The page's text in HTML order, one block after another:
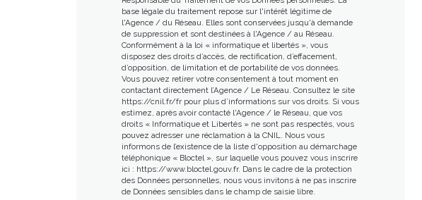
base légale du traitement repose sur l'intérêt légitime de
l'Agence / du Réseau. Elles sont conservées jusqu'à demande
de suppression et sont destinées à l'Agence / au Réseau.
Conformément à la loi « informatique et libertés », vous
disposez des droits d’accès, de rectification, d’effacement,
d’opposition, de limitation et de portabilité de vos données.
Vous pouvez retirer votre consentement à tout moment en
contactant directement l’Agence / Le Réseau. Consultez le site
https://cnil.fr/frpour plus d’informations sur vos droits. Si vous
estimez, après avoir contacté l'Agence / le Réseau, que vos
droits « Informatique et Libertés » ne sont pas respectés, vous
pouvez adresser une réclamation à la CNIL. Nous vous
informons de l’existence de la liste d'opposition au démarchage
téléphonique « Bloctel », sur laquelle vous pouvez vous inscrire
ici : https://www.bloctel.gouv.fr. Dans le cadre de la protection
des Données personnelles, nous vous invitons à ne pas inscrire
de Données sensibles dans le champ de saisie libre.